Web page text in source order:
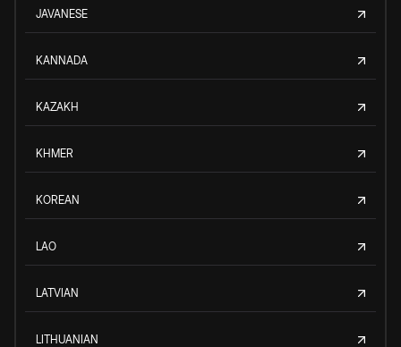
JAVANESE
KANNADA
KAZAKH
KHMER
KOREAN
LAO
LATVIAN
LITHUANIAN